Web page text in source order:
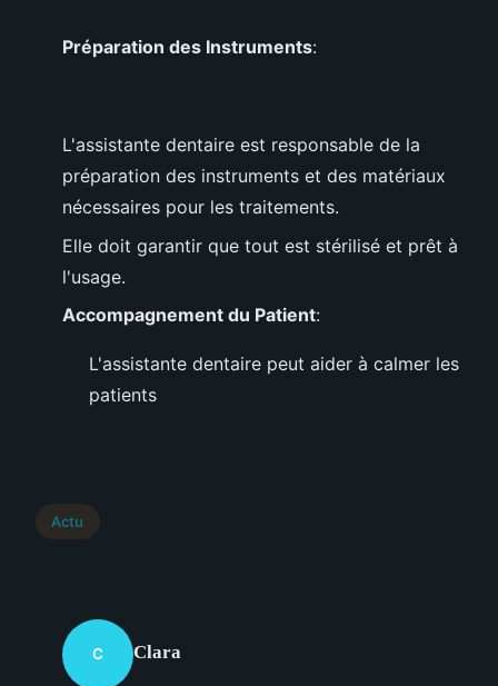
Préparation des Instruments:
L'assistante dentaire est responsable de la
préparation des instruments et des matériaux
nécessaires pour les traitements.
Elle doit garantir que tout est stérilisé et prêt à
l'usage.
Accompagnement du Patient:
L'assistante dentaire peut aider à calmer les
patients
Actu
C Clara